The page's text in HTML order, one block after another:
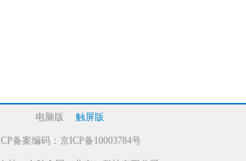
电脑版 触屏版
ICP备案编码： 京ICP备10003784号